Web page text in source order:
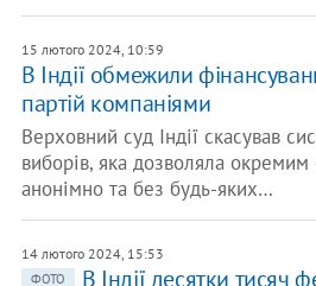
15 лютого 2024, 10:59
В Індії обмежили
партій компаніями
Верховний суд Індії скасував
виборів, яка дозволяла
анонімно та без будь-яких…
14 лютого 2024, 15:53
ФОТО
В Індії десятки тисяч